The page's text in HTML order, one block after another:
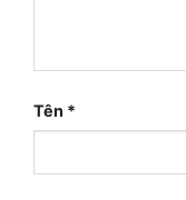
Tên *